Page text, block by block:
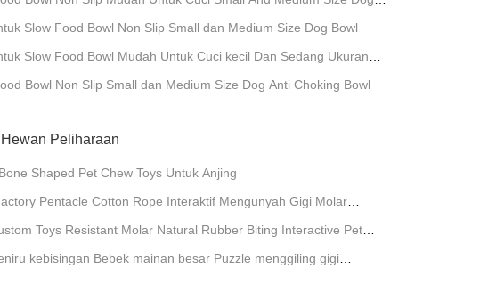
Slow Food Bowl Non Slip Small dan Medium Size Dog Bowl
Slow Food Bowl Mudah Untuk Cuci kecil Dan Sedang Ukuran
Bowl Non Slip Small dan Medium Size Dog Anti Choking Bowl
Peliharaan
Shaped Pet Chew Toys Untuk Anjing
Pentacle Cotton Rope Interaktif Mengunyah Gigi Molar
Toys Resistant Molar Natural Rubber Biting Interactive Pet
kebisingan Bebek mainan besar Puzzle menggiling gigi